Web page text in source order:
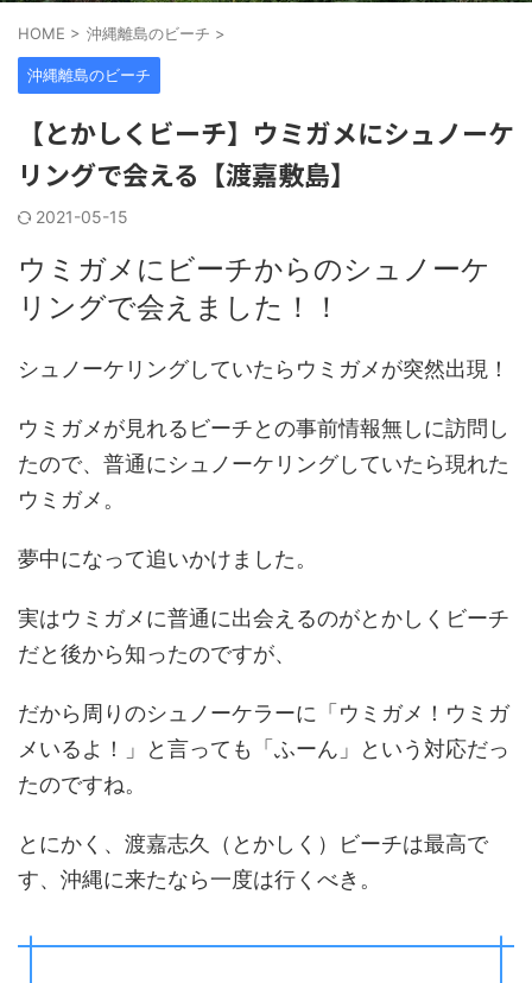
HOME > 沖縄離島のビーチ >
沖縄離島のビーチ
【とかしくビーチ】ウミガメにシュノーケ
リングで会える【渡嘉敷島】
2021-05-15
ウミガメにビーチからのシュノーケ
リングで会えました！！
シュノーケリングしていたらウミガメが突然出現！
ウミガメが見れるビーチとの事前情報無しに訪問し
たので、普通にシュノーケリングしていたら現れた
ウミガメ。
夢中になって追いかけました。
実はウミガメに普通に出会えるのがとかしくビーチ
だと後から知ったのですが、
だから周りのシュノーケラーに「ウミガメ！ウミガ
メいるよ！」と言っても「ふーん」という対応だっ
たのですね。
とにかく、渡嘉志久（とかしく）ビーチは最高で
す、沖縄に来たなら一度は行くべき。